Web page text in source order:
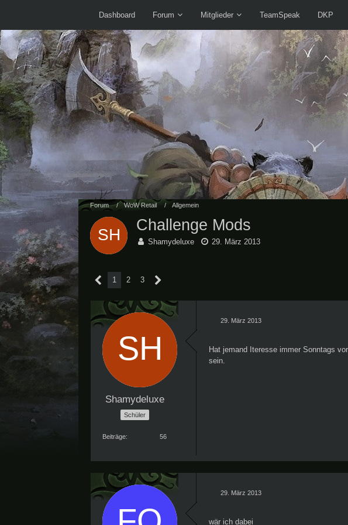
Dashboard Forum Mitglieder TeamSpeak DKP
Forum WoW Retail Allgemein
Challenge Mods
Shamydeluxe 29. März 2013
1 2 3
Shamydeluxe
Schüler
Beiträge 56
29. März 2013
Hat jemand Iteresse immer Sonntags
sein.
29. März 2013
wär ich dabei